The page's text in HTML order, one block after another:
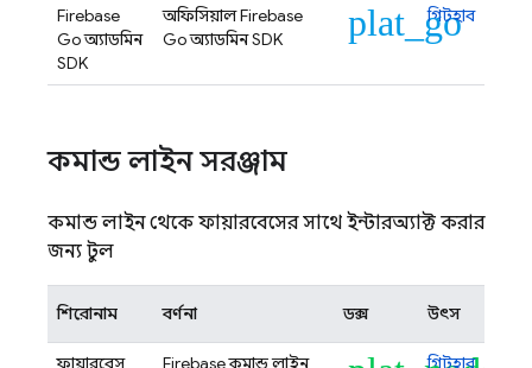
Firebase
Go অ্যাডমিন
SDK
অফিসিয়াল Firebase
Go অ্যাডমিন SDK
plat_go
গিটহাব
কমান্ড লাইন সরঞ্জাম
কমান্ড লাইন থেকে ফায়ারবেসের সাথে ইন্টারঅ্যাক্ট করার
জন্য টুল
শিরোনাম বর্ণনা ডক্স উৎস
ফায়ারবেস Firebase কমান্ড লাইন গিটহাব